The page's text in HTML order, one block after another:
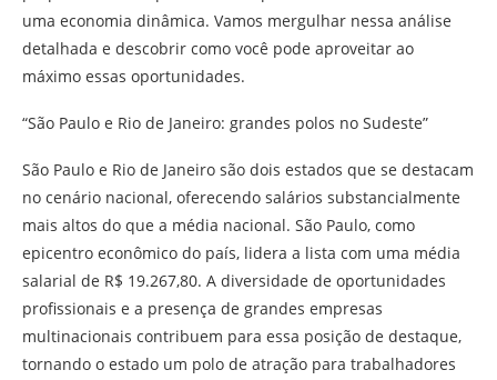
uma economia dinâmica. Vamos mergulhar nessa análise
detalhada e descobrir como você pode aproveitar ao
máximo essas oportunidades.
“São Paulo e Rio de Janeiro: grandes polos no Sudeste”
São Paulo e Rio de Janeiro são dois estados que se destacam
no cenário nacional, oferecendo salários substancialmente
mais altos do que a média nacional. São Paulo, como
epicentro econômico do país, lidera a lista com uma média
salarial de R$ 19.267,80. A diversidade de oportunidades
profissionais e a presença de grandes empresas
multinacionais contribuem para essa posição de destaque,
tornando o estado um polo de atração para trabalhadores